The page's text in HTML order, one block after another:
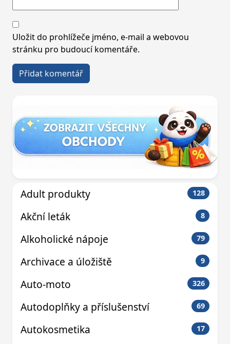
Uložit do prohlížeče jméno, e-mail a webovou
stránku pro budoucí komentáře.
Adult produkty 128
Akční leták 8
Alkoholické nápoje 79
Archivace a úložiště 9
Auto-moto 326
Autodoplňky a příslušenství 69
Autokosmetika 17